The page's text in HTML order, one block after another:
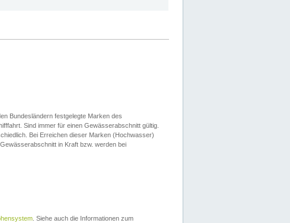
Bundesländern festgelegte Marken des
Sind immer für einen Gewässerabschnitt gültig.
Bei Erreichen dieser Marken (Hochwasser)
in Kraft bzw. werden bei
. Siehe auch die Informationen zum